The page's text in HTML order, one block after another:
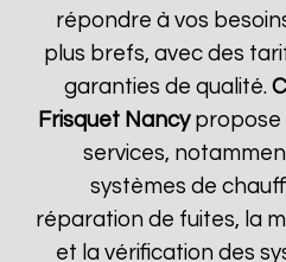
répondre à vos
plus brefs, avec des
garanties de qualité.
Frisquet Nancypropose
services,
systèmes de
réparation de fuites, la
et la vérification des